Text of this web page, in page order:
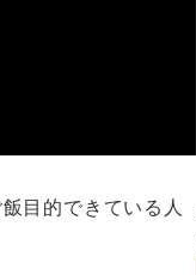
目的できている人